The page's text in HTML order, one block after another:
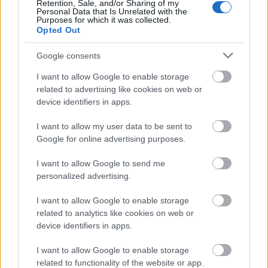
Retention, Sale, and/or Sharing of my
Personal Data that Is Unrelated with the
Purposes for which it was collected.
Opted Out
Google consents
I want to allow Google to enable storage
related to advertising like cookies on web or
device identifiers in apps.
I want to allow my user data to be sent to
Google for online advertising purposes.
I want to allow Google to send me
personalized advertising.
I want to allow Google to enable storage
related to analytics like cookies on web or
device identifiers in apps.
I want to allow Google to enable storage
related to functionality of the website or app.
dodávají tělu důležité živiny. Tyto živiny pomáhají
vašemu tělu správně fungovat.
Potenciální vlastnosti proti
rakovině
své možné roli v boji proti rakovině. Obsahují
tokotrienoly, typ vitaminu E. Tokotrienoly jsou
chránit buňky před poškozením, jež by mohlo vést k
rakovině. Studie naznačují, že tokotrienoly by mohly
Makadamové ořechy obsahují také antioxidanty,
díky čemuž jsou zdravou volbou svačiny.
Antioxidanty bojují proti volným radikálům v těle,
které mohou způsobovat rakovinu. Výzkum ukazuje,